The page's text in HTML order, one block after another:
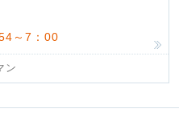
～7：00
ン